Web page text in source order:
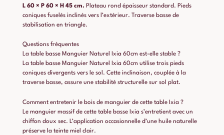
L 60 × P 60 × H 45 cm. Plateau rond épaisseur standard. Pieds
coniques fuselés inclinés vers l’extérieur. Traverse basse de
stabilisation en triangle.
Questions fréquentes
La table basse Manguier Naturel Ixia 60cm est-elle stable ?
La table basse Manguier Naturel Ixia 60cm utilise trois pieds
coniques divergents vers le sol. Cette inclinaison, couplée à la
traverse basse, assure une stabilité structurelle sur sol plat.
Comment entretenir le bois de manguier de cette table Ixia ?
Le manguier massif de cette table basse Ixia s’entretient avec un
chiffon doux sec. L’application occasionnelle d’une huile naturelle
préserve la teinte miel clair.